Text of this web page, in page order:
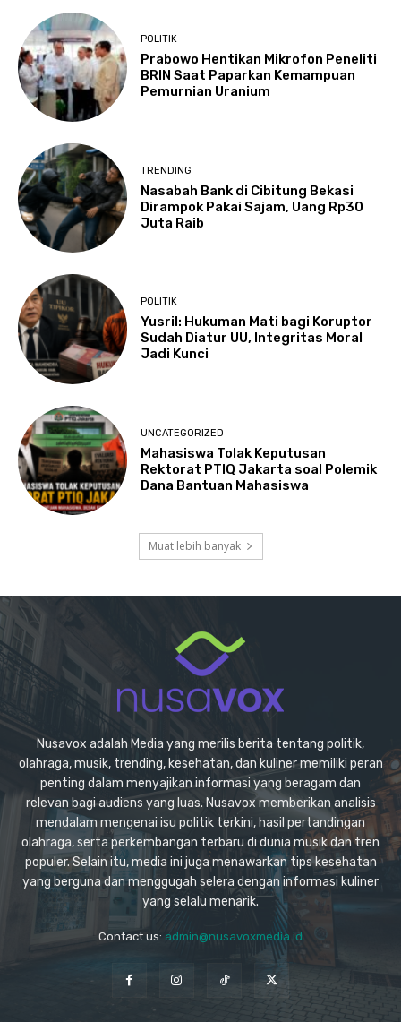
POLITIK
Prabowo Hentikan Mikrofon Peneliti
BRIN Saat Paparkan Kemampuan
Pemurnian Uranium
TRENDING
Nasabah Bank di Cibitung Bekasi
Dirampok Pakai Sajam, Uang Rp30
Juta Raib
POLITIK
Yusril: Hukuman Mati bagi Koruptor
Sudah Diatur UU, Integritas Moral
Jadi Kunci
UNCATEGORIZED
Mahasiswa Tolak Keputusan
Rektorat PTIQ Jakarta soal Polemik
Dana Bantuan Mahasiswa
Muat lebih banyak
Nusavox adalah Media yang merilis berita tentang politik,
olahraga, musik, trending, kesehatan, dan kuliner memiliki peran
penting dalam menyajikan informasi yang beragam dan
relevan bagi audiens yang luas. Nusavox memberikan analisis
mendalam mengenai isu politik terkini, hasil pertandingan
olahraga, serta perkembangan terbaru di dunia musik dan tren
populer. Selain itu, media ini juga menawarkan tips kesehatan
yang berguna dan menggugah selera dengan informasi kuliner
yang selalu menarik.
Contact us: admin@nusavoxmedia.id